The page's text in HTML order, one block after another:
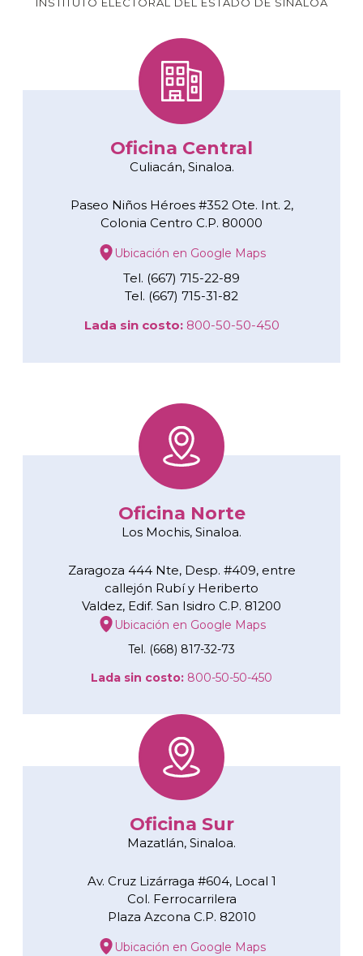
INSTITUTO ELECTORAL DEL ESTADO DE SINALOA
Oficina Central
Culiacán, Sinaloa.
Paseo Niños Héroes #352 Ote. Int. 2,
Colonia Centro C.P. 80000
Ubicación en Google Maps
Tel. (667) 715-22-89
Tel. (667) 715-31-82
Lada sin costo:800-50-50-450
Oficina Norte
Los Mochis, Sinaloa.
Zaragoza 444 Nte, Desp. #409, entre
callejón Rubí y Heriberto
Valdez, Edif. San Isidro C.P. 81200
Ubicación en Google Maps
Tel. (668) 817-32-73
Lada sin costo: 800-50-50-450
Oficina Sur
Mazatlán, Sinaloa.
Av. Cruz Lizárraga #604, Local 1
Col. Ferrocarrilera
Plaza Azcona C.P. 82010
Ubicación en Google Maps